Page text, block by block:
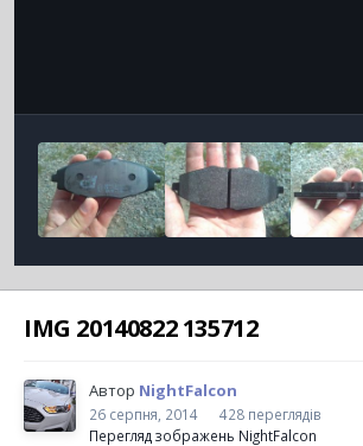
IMG 20140822 135712
Автор NightFalcon
26 серпня, 2014
428 переглядів
Перегляд зображень NightFalcon